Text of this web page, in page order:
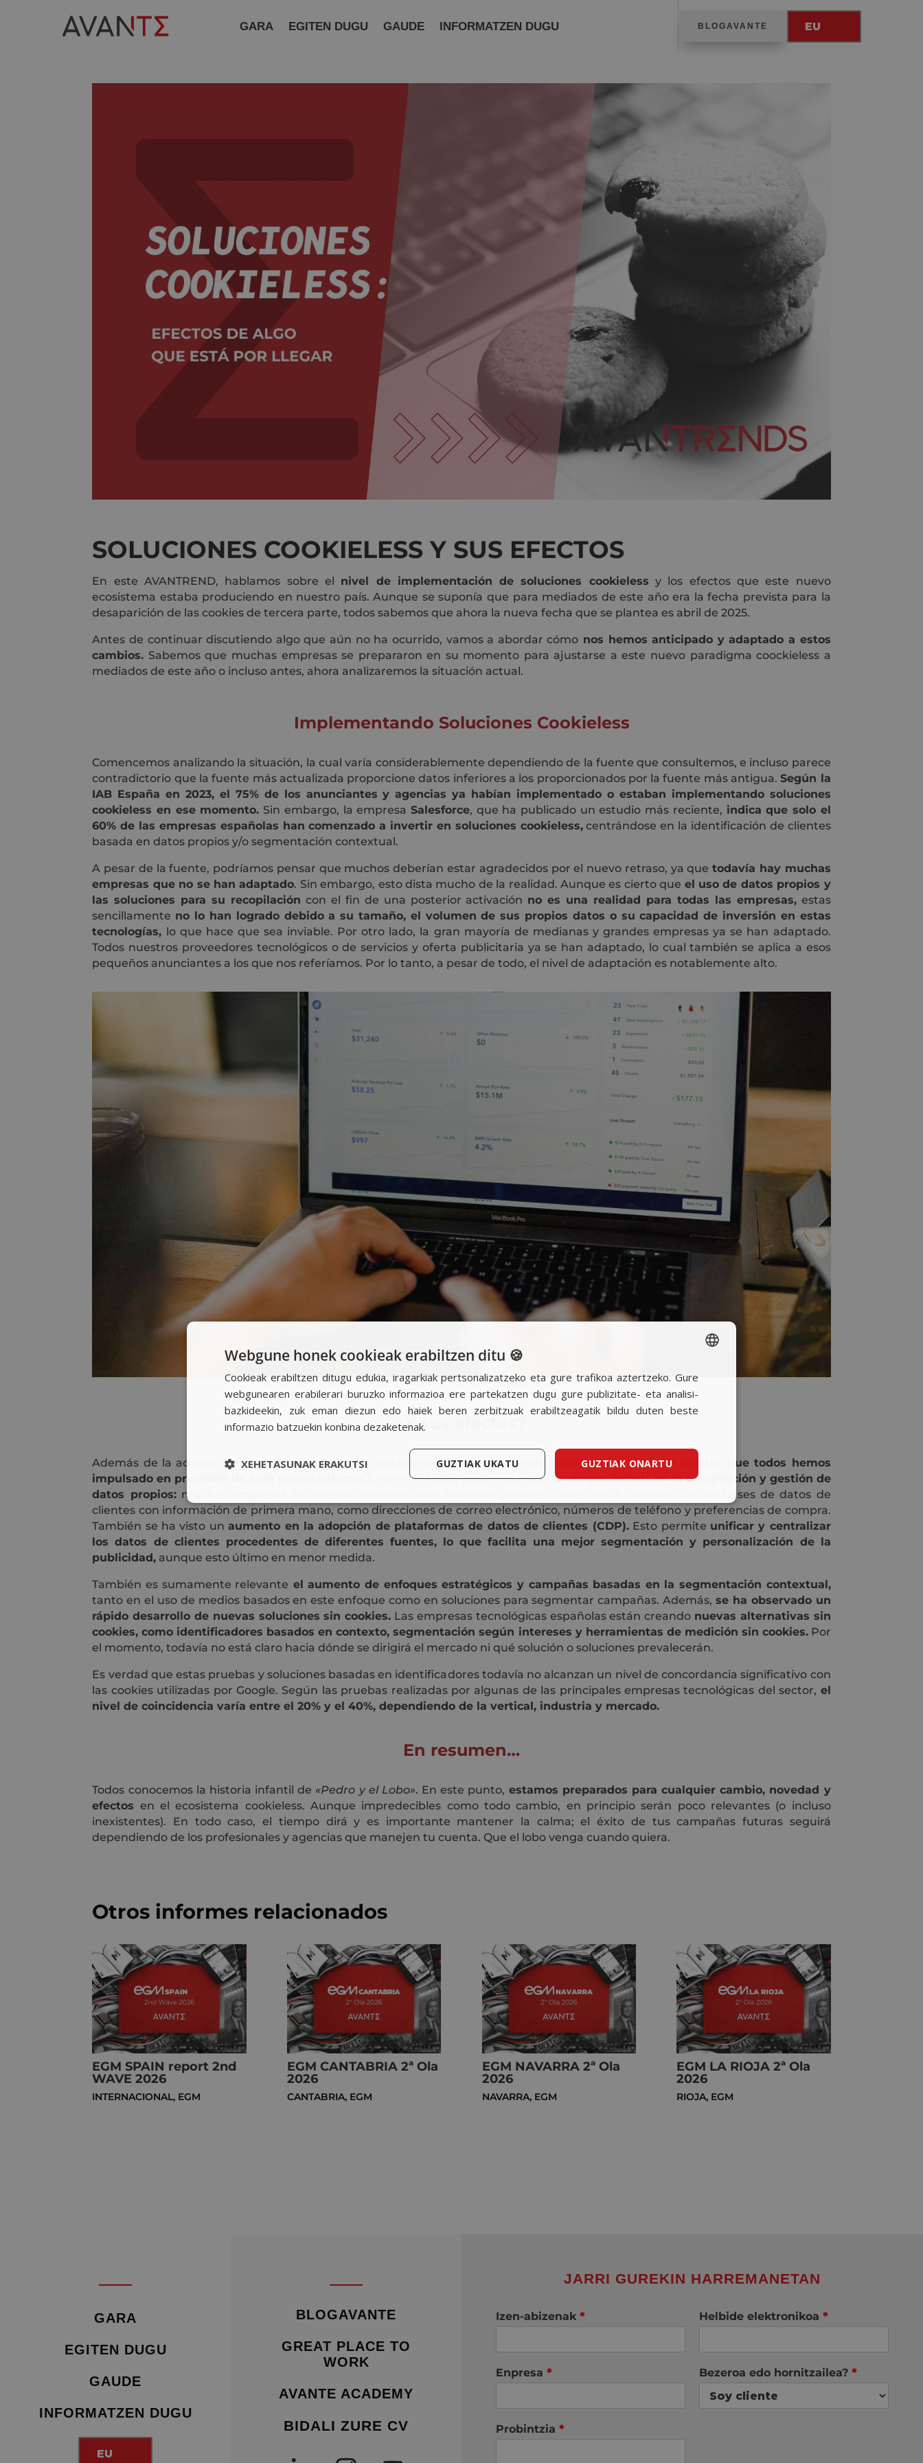
GARA EGITEN DUGU GAUDE INFORMATZEN DUGU BLOGAVANTE EU
SOLUCIONES COOKIELESS Y SUS EFECTOS
En este AVANTREND, hablamos sobre el nivel de implementación de soluciones cookieless y los efectos que este nuevo
ecosistema estaba produciendo en nuestro país. Aunque se suponía que para mediados de este año era la fecha prevista para la
desaparición de las cookies de tercera parte, todos sabemos que ahora la nueva fecha que se plantea es abril de 2025.
Antes de continuar discutiendo algo que aún no ha ocurrido, vamos a abordar cómo nos hemos anticipado y adaptado a estos
cambios. Sabemos que muchas empresas se prepararon en su momento para ajustarse a este nuevo paradigma coockieless a
mediados de este año o incluso antes, ahora analizaremos la situación actual.
Implementando Soluciones Cookieless
Comencemos analizando la situación, la cual varía considerablemente dependiendo de la fuente que consultemos, e incluso parece
contradictorio que la fuente más actualizada proporcione datos inferiores a los proporcionados por la fuente más antigua.Según la
IAB España en 2023, el 75% de los anunciantes y agencias ya habían implementado o estaban implementando soluciones
cookieless en ese momento. Sin embargo, la empresa Salesforce, que ha publicado un estudio más reciente, indica que solo el
60% de las empresas españolas han comenzado a invertir en soluciones cookieless,centrándose en la identificación de clientes
basada en datos propios y/o segmentación contextual.
A pesar de la fuente, podríamos pensar que muchos deberían estar agradecidos por el nuevo retraso, ya quetodavía hay muchas
empresas que no se han adaptado. Sin embargo, esto dista mucho de la realidad. Aunque es cierto que el uso de datos propios y
las soluciones para su recopilación con el fin de una posterior activación no es una realidad para todas las empresas,estas
sencillamente no lo han logrado debido a su tamaño, el volumen de sus propios datos o su capacidad de inversión en estas
tecnologías, lo que hace que sea inviable. Por otro lado, la gran mayoría de medianas y grandes empresas ya se han adaptado.
Todos nuestros proveedores tecnológicos o de servicios y oferta publicitaria ya se han adaptado, lo cual también se aplica a esos
pequeños anunciantes a los que nos referíamos. Por lo tanto, a pesar de todo, el nivel de adaptación es notablemente alto.
¿Y sus efectos?
Además de la adaptación a este nuevo entorno coockieless, también podemos observar una serie de
efectos que todos hemos
impulsado en previsión de este nuevo entorno.
En primer lugar, podemos notar unmayor énfasis en la recopilación y gestión de
datos propios:muchas empresas en nuestro mercado han invertido grandes sumas en la construcción de bases de datos de
clientes con información de primera mano, como direcciones de correo electrónico, números de teléfono y preferencias de compra.
También se ha visto unaumento en la adopción de plataformas de datos de clientes (CDP).Esto permite unificar y centralizar
los datos de clientes procedentes de diferentes fuentes, lo que facilita una mejor segmentación y personalización de la
publicidad, aunque esto último en menor medida.
También es sumamente relevante el aumento de enfoques estratégicos y campañas basadas en la segmentación contextual,
tanto en el uso de medios basados en este enfoque como en soluciones para segmentar campañas. Además,se ha observado un
rápido desarrollo de nuevas soluciones sin cookies. Las empresas tecnológicas españolas están creando nuevas alternativas sin
cookies, como identificadores basados en contexto, segmentación según intereses y herramientas de medición sin cookies.Por
el momento, todavía no está claro hacia dónde se dirigirá el mercado ni qué solución o soluciones prevalecerán.
Es verdad que estas pruebas y soluciones basadas en identificadores todavía no alcanzan un nivel de concordancia significativo con
las cookies utilizadas por Google. Según las pruebas realizadas por algunas de las principales empresas tecnológicas del sector, el
nivel de coincidencia varía entre el 20% y el 40%, dependiendo de la vertical, industria y mercado.
En resumen…
Todos conocemos la historia infantil de «Pedro y el Lobo». En este punto, estamos preparados para cualquier cambio, novedad y
efectos en el ecosistema cookieless. Aunque impredecibles como todo cambio, en principio serán poco relevantes (o incluso
inexistentes). En todo caso, el tiempo dirá y es importante mantener la calma; el éxito de tus campañas futuras seguirá
dependiendo de los profesionales y agencias que manejen tu cuenta. Que el lobo venga cuando quiera.
Otros informes relacionados
EGM SPAIN report 2nd
WAVE 2026
INTERNACIONAL, EGM
EGM CANTABRIA 2ª Ola
2026
CANTABRIA, EGM
EGM NAVARRA 2ª Ola
2026
NAVARRA, EGM
EGM LA RIOJA 2ª Ola
2026
RIOJA, EGM
GARA
EGITEN DUGU
GAUDE
INFORMATZEN DUGU
EU
BLOGAVANTE
GREAT PLACE TO
WORK
AVANTE ACADEMY
BIDALI ZURE CV
JARRI GUREKIN HARREMANETAN
Izen-abizenak * Helbide elektronikoa *
Enpresa * Bezeroa edo hornitzailea? *
Probintzia *
SPANISH
BASQUE
Webgune honek cookieak erabiltzen ditu 🍪
Cookieak erabiltzen ditugu edukia, iragarkiak pertsonalizatzeko eta gure trafikoa aztertzeko. Gure
webgunearen erabilerari buruzko informazioa ere partekatzen dugu gure publizitate- eta analisi-
bazkideekin, zuk eman diezun edo haiek beren zerbitzuak erabiltzeagatik bildu duten beste
informazio batzuekin konbina dezaketenak.
GUZTIAK ONARTU
GUZTIAK UKATU
XEHETASUNAK ERAKUTSI